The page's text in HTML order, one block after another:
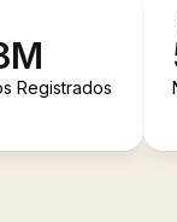
Registrados